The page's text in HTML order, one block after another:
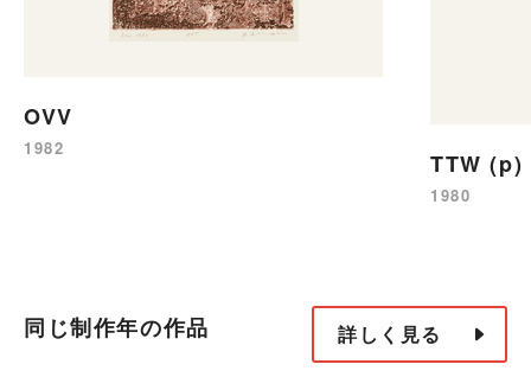
OVV
1982
TTW (p)
1980
同じ制作年の作品 詳しく見る